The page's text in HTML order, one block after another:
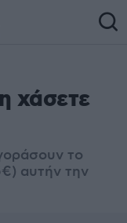
χάσετε
το
αυτήν την